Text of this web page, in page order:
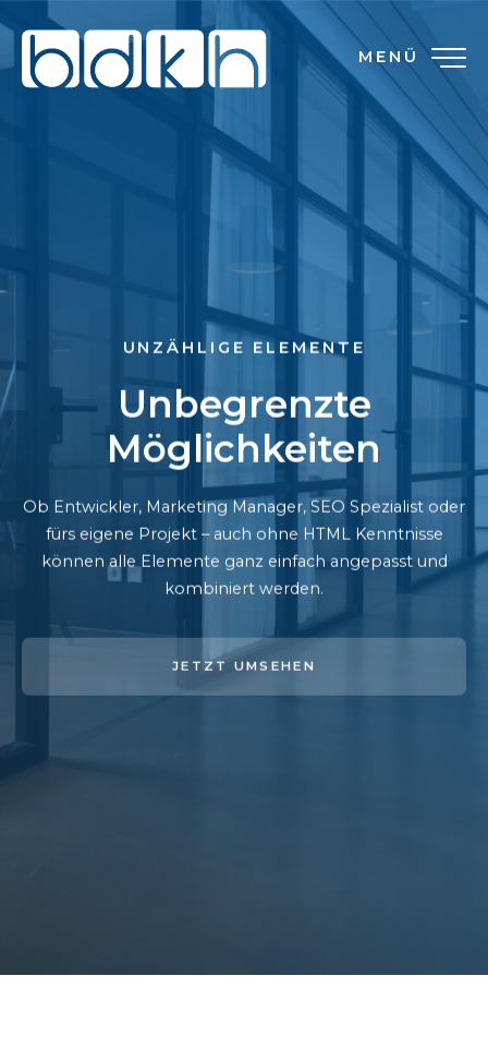
MENÜ
UNZÄHLIGE ELEMENTE
Unbegrenzte
Möglichkeiten
Ob Entwickler, Marketing Manager, SEO Spezialist oder
fürs eigene Projekt – auch ohne HTML Kenntnisse
können alle Elemente ganz einfach angepasst und
kombiniert werden.
JETZT UMSEHEN